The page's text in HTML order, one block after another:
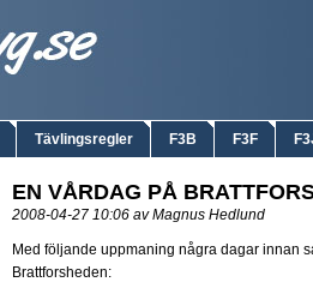
Tävlingsregler F3B F3F
EN VÅRDAG PÅ
2008-04-27 10:06 av Magnus Hedlund
Med följande uppmaning några dagar innan
Brattforsheden: